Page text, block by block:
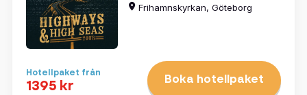
Frihamnskyrkan, Göteborg
Hotellpaket från
1395 kr Boka hotellpaket